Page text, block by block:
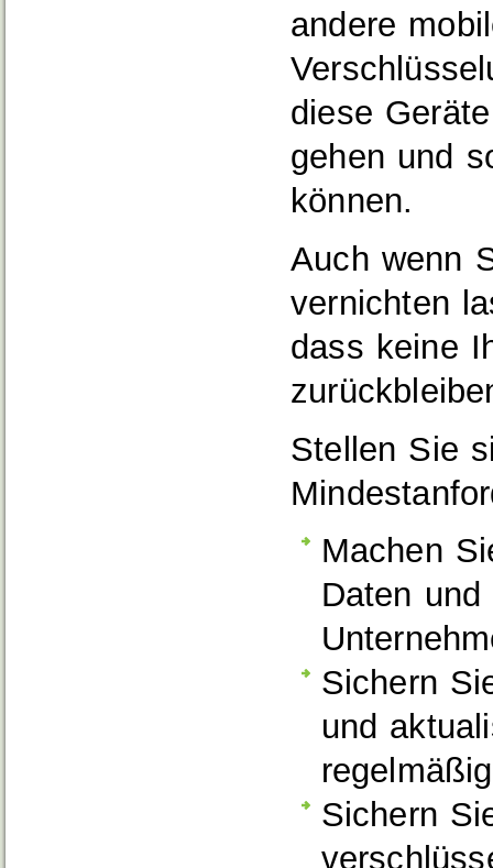
andere
diese
gehen und
können.
Auch wenn
vernichten
dass keine
Stellen Sie
Machen
Daten
Sichern
und
Sichern